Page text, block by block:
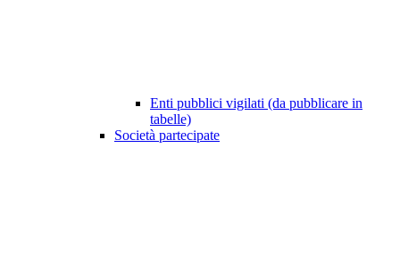
Enti pubblici vigilati (da pubblicare in
tabelle)
Società partecipate